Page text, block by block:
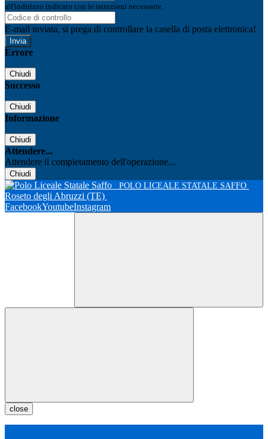
all'indirizzo indicato con le istruzioni necessarie.
E-mail inviata, si prega di controllare la casella di posta elettronica!
Errore
Chiudi
Successo
Chiudi
Informazione
Chiudi
Attendere...
Attendere il completamento dell'operazione...
Chiudi
POLO LICEALE STATALE SAFFO
Roseto degli Abruzzi (TE)
FacebookYoutubeInstagram
close